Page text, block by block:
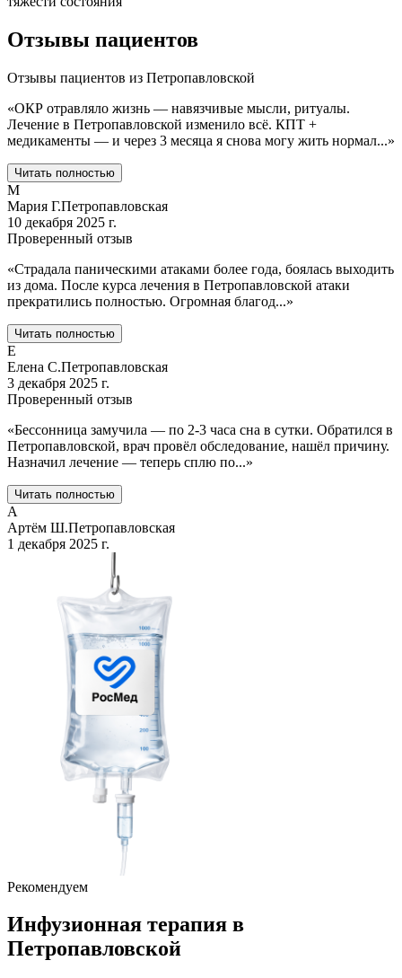
Отзывы пациентов
Отзывы пациентов из Петропавловской
«ОКР отравляло жизнь — навязчивые мысли, ритуалы.
Лечение в Петропавловской изменило всё. КПТ +
медикаменты — и через 3 месяца я снова могу жить нормал...»
Читать полностью
М
Мария Г.Петропавловская
10 декабря 2025 г.
Проверенный отзыв
«Страдала паническими атаками более года, боялась выходить
из дома. После курса лечения в Петропавловской атаки
прекратились полностью. Огромная благод...»
Читать полностью
Е
Елена С.Петропавловская
3 декабря 2025 г.
Проверенный отзыв
«Бессонница замучила — по 2-3 часа сна в сутки. Обратился в
Петропавловской, врач провёл обследование, нашёл причину.
Назначил лечение — теперь сплю по...»
Читать полностью
А
Артём Ш.Петропавловская
1 декабря 2025 г.
Рекомендуем
Инфузионная терапия в
Петропавловской